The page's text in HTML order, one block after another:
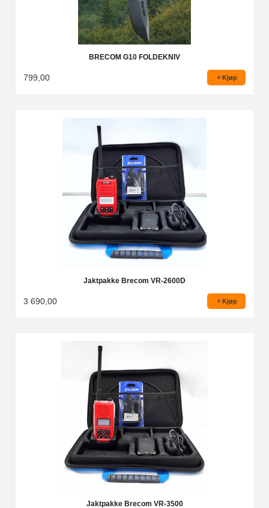
BRECOM G10 FOLDEKNIV
799,00 Kjøp
Jaktpakke Brecom VR-2600D
3 690,00 Kjøp
Jaktpakke Brecom VR-3500